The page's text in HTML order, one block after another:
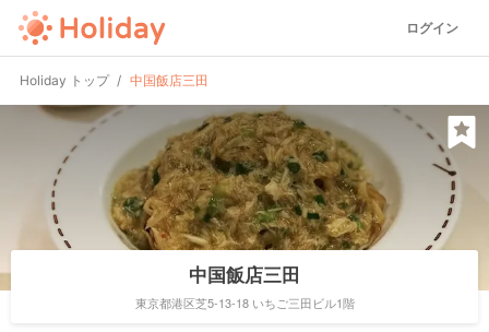
ログイン
Holiday トップ 中国飯店三田
中国飯店三田
東京都港区芝5-13-18 いちご三田ビル1階